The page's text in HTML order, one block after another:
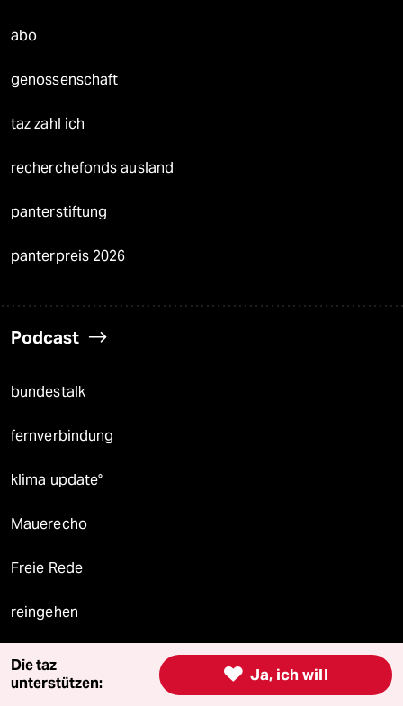
abo
genossenschaft
taz zahl ich
recherchefonds ausland
panterstiftung
panterpreis 2026
Podcast
bundestalk
fernverbindung
klima update°
Mauerecho
Freie Rede
reingehen
Newsletter
 Ja, ich will
Die taz
unterstützen: